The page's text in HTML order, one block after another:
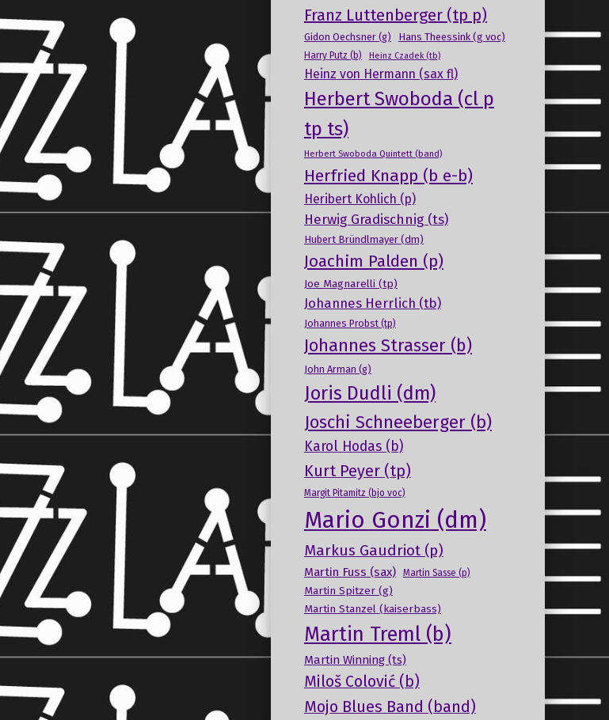
Franz Luttenberger (tp p)
Gidon Oechsner (g) Hans Theessink (g voc)
Harry Putz (b) Heinz Czadek (tb)
Heinz von Hermann (sax fl)
Herbert Swoboda (cl p
tp ts)
Herbert Swoboda Quintett (band)
Herfried Knapp (b e-b)
Heribert Kohlich (p)
Herwig Gradischnig (ts)
Hubert Bründlmayer (dm)
Joachim Palden (p)
Joe Magnarelli (tp)
Johannes Herrlich (tb)
Johannes Probst (tp)
Johannes Strasser (b)
John Arman (g)
Joris Dudli (dm)
Joschi Schneeberger (b)
Karol Hodas (b)
Kurt Peyer (tp)
Margit Pitamitz (bjo voc)
Mario Gonzi (dm)
Markus Gaudriot (p)
Martin Fuss (sax) Martin Sasse (p)
Martin Spitzer (g)
Martin Stanzel (kaiserbass)
Martin Treml (b)
Martin Winning (ts)
Miloš Colović (b)
Mojo Blues Band (band)